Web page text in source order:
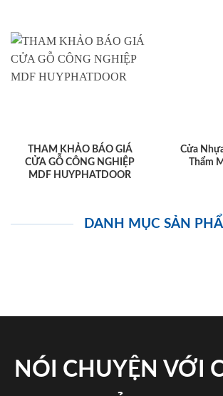
THAM KHẢO BÁO GIÁ
CỬA GỖ CÔNG NGHIỆP
MDF HUYPHATDOOR
Cửa
Thẩm
DANH MỤC SẢN
NÓI CHUYỆN VỚI